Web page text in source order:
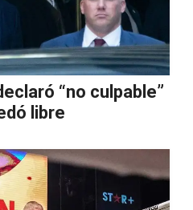
“no culpable”
libre